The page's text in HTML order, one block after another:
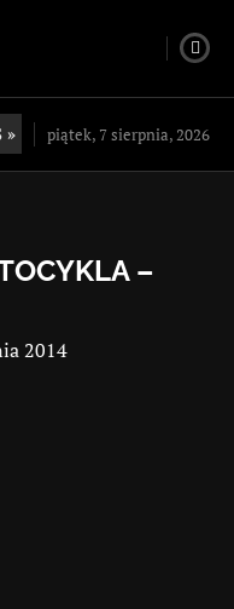
» piątek, 7 sierpnia, 2026
–
2014